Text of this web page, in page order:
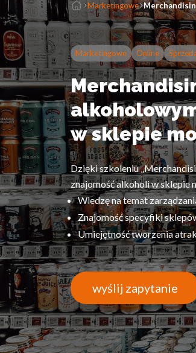
Marketingowe
Marketingowe Online
w sklepie
Dzięki szkoleniu
znajomość alkoholi w sklepie
Wiedzę na temat
Znajomość specyfiki
Umiejętność tworzenia
wyślij zapytanie